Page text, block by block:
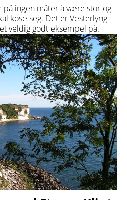
på ingen måter å være stor og
kose seg. Det er Vesterlyng
veldig godt eksempel på.